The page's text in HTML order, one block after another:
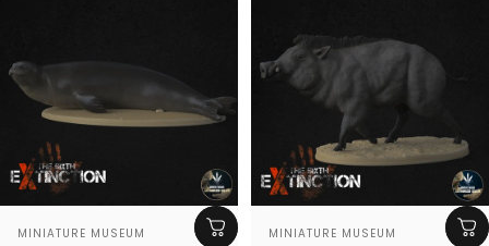
Proveedor:
MINIATURE MUSEUM Proveedor:
MINIATURE MUSEUM